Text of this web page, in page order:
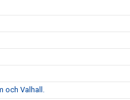
och Valhall.